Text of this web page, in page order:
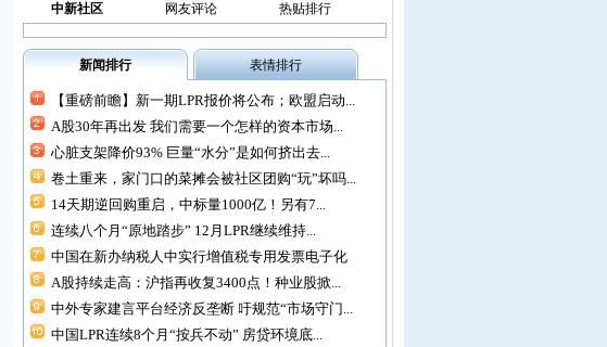
中新社区 网友评论 热贴排行
新闻排行 表情排行
【重磅前瞻】新一期LPR报价将公布；欧盟启动...
A股30年再出发 我们需要一个怎样的资本市场...
心脏支架降价93% 巨量“水分”是如何挤出去...
卷土重来，家门口的菜摊会被社区团购“玩”坏吗...
14天期逆回购重启，中标量1000亿！另有7...
连续八个月“原地踏步” 12月LPR继续维持...
中国在新办纳税人中实行增值税专用发票电子化
A股持续走高：沪指再收复3400点！种业股掀...
中外专家建言平台经济反垄断 吁规范“市场守门...
中国LPR连续8个月“按兵不动” 房贷环境底...